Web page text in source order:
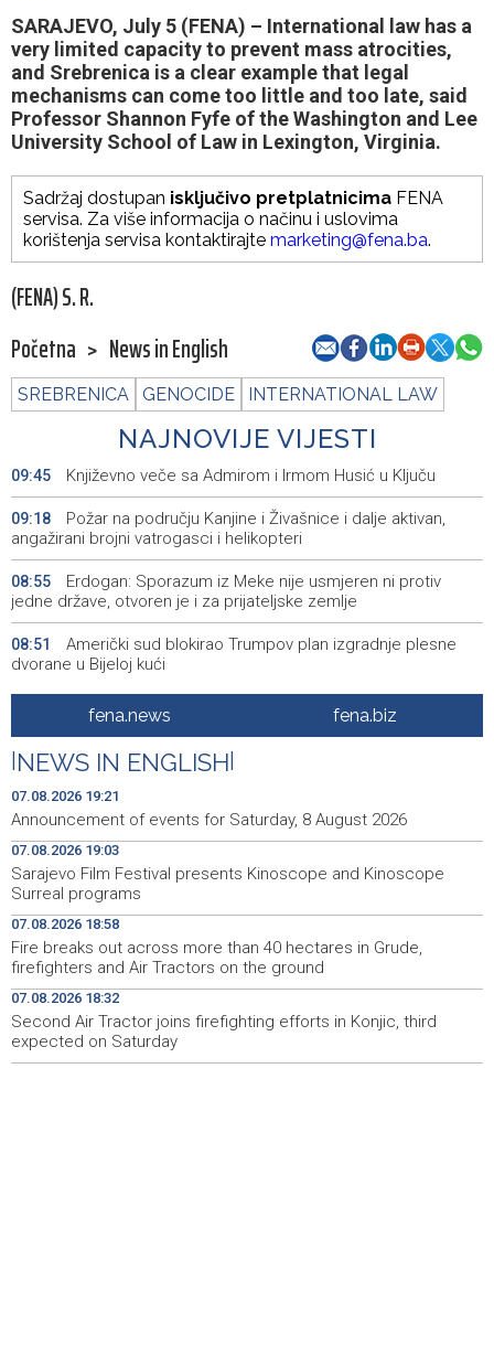
SARAJEVO, July 5 (FENA) – International law has a
very limited capacity to prevent mass atrocities,
and Srebrenica is a clear example that legal
mechanisms can come too little and too late, said
Professor Shannon Fyfe of the Washington and Lee
University School of Law in Lexington, Virginia.
Sadržaj dostupan isključivo pretplatnicima FENA
servisa. Za više informacija o načinu i uslovima
korištenja servisa kontaktirajte marketing@fena.ba.
(FENA) S. R.
Početna > News in English
SREBRENICA GENOCIDE INTERNATIONAL LAW
NAJNOVIJE VIJESTI
09:45 Književno veče sa Admirom i Irmom Husić u Ključu
09:18
Požar na području Kanjine i Živašnice i dalje aktivan,
angažirani brojni vatrogasci i helikopteri
08:55
Erdogan: Sporazum iz Meke nije usmjeren ni protiv
jedne države, otvoren je i za prijateljske zemlje
08:51
Američki sud blokirao Trumpov plan izgradnje plesne
dvorane u Bijeloj kući
Danas sunčano, tokom dana umjeren porast noblake,
praćen pljuskovima i grmljavinom
08:34
Duge kolone vozila na graničnim prelazim na izlazu iz
BiH
Deset zeničkih rudara četvrtu noć ostali u jami
Raspotočje
08:25
Podrška najmlađima: U Mostaru podijeljeno 50 ruksaka
sa školskim priborom
08:25 Najave događaja za 8. 8. 2026. godine (subota)
08:20
Etnofest Didak čuva hercegovačku tradiciju kroz
pjesmu, običaje i gastronomiju
fena.news fena.biz
NEWS IN ENGLISH
07.08.2026 19:21
Announcement of events for Saturday, 8 August 2026
07.08.2026 19:03
Sarajevo Film Festival presents Kinoscope and Kinoscope
Surreal programs
07.08.2026 18:58
Fire breaks out across more than 40 hectares in Grude,
firefighters and Air Tractors on the ground
07.08.2026 18:32
Second Air Tractor joins firefighting efforts in Konjic, third
expected on Saturday